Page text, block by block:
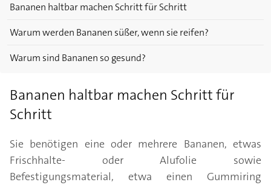
Bananen haltbar machen Schritt für Schritt
Warum werden Bananen süßer, wenn sie reifen?
Warum sind Bananen so gesund?
Bananen haltbar machen Schritt für
Schritt
Sie benötigen eine oder mehrere Bananen, etwas
Frischhalte- oder Alufolie sowie
Befestigungsmaterial, etwa einen Gummiring